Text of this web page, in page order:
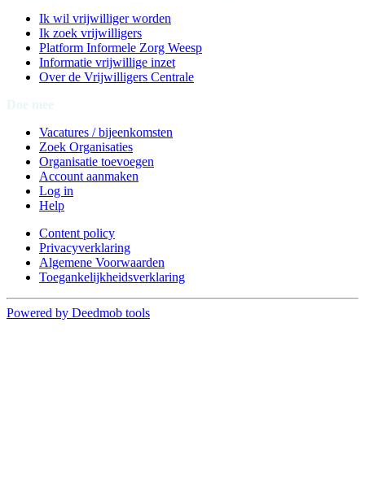
Ik wil vrijwilliger worden
Ik zoek vrijwilligers
Platform Informele Zorg Weesp
Informatie vrijwillige inzet
Over de Vrijwilligers Centrale
Vacatures / bijeenkomsten
Zoek Organisaties
Organisatie toevoegen
Account aanmaken
Log in
Help
Content policy
Privacyverklaring
Algemene Voorwaarden
Toegankelijkheidsverklaring
Powered by Deedmob tools